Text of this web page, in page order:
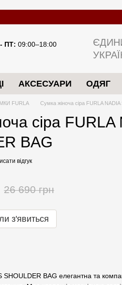
ПТ: 09:00–18:00
АКСЕСУАРИ ОДЯГ
FURLA Сумка жіноча сіра FURLA
сіра FURLA
BAG
відгук
26 690 грн
з'явиться
BAG елегантна та